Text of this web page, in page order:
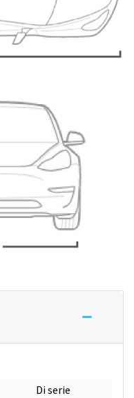
Di serie